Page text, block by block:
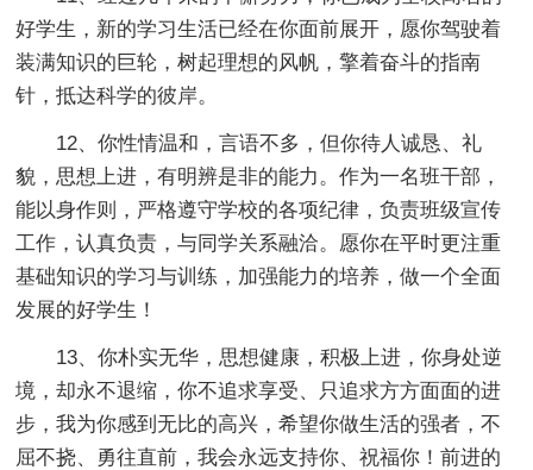
好学生，新的学习生活已经在你面前展开，愿你驾驶着
装满知识的巨轮，树起理想的风帆，擎着奋斗的指南
针，抵达科学的彼岸。
12、你性情温和，言语不多，但你待人诚恳、礼
貌，思想上进，有明辨是非的能力。作为一名班干部，
能以身作则，严格遵守学校的各项纪律，负责班级宣传
工作，认真负责，与同学关系融洽。愿你在平时更注重
基础知识的学习与训练，加强能力的培养，做一个全面
发展的好学生！
13、你朴实无华，思想健康，积极上进，你身处逆
境，却永不退缩，你不追求享受、只追求方方面面的进
步，我为你感到无比的高兴，希望你做生活的强者，不
屈不挠、勇往直前，我会永远支持你、祝福你！前进的